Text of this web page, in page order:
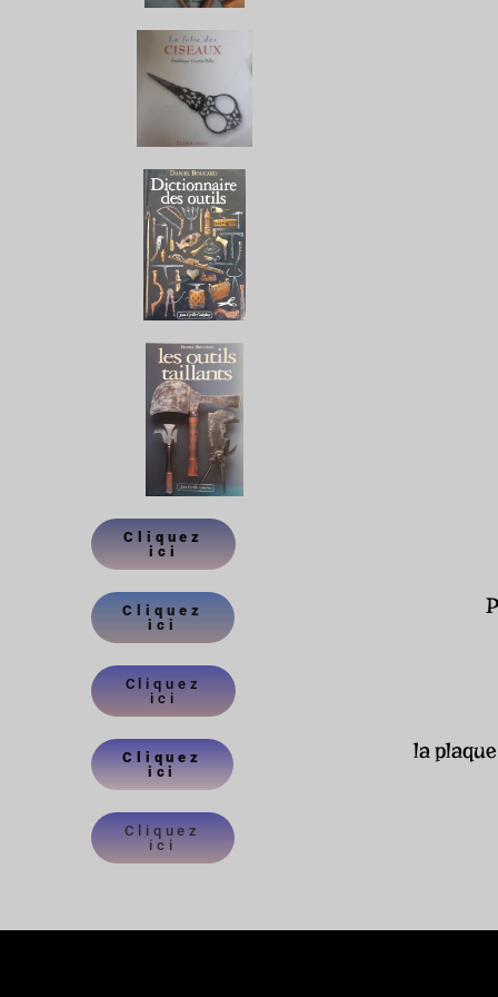
Cliquez
ici
Cliquez
ici
Cliquez
ici
Cliquez
ici
la
Cliquez
ici